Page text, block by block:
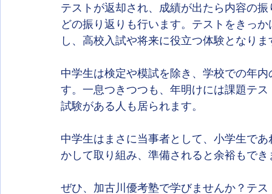
テストが返却され、成績が出たら内容の
どの振り返りも行います。テストをきっ
し、高校入試や将来に役立つ体験となりま
中学生は検定や模試を除き、学校での年
す。一息つきつつも、年明けには課題テ
試験がある人も居られます。
中学生はまさに当事者として、小学生で
かして取り組み、準備されると余裕もで
ぜひ、加古川優考塾で学びませんか？テ